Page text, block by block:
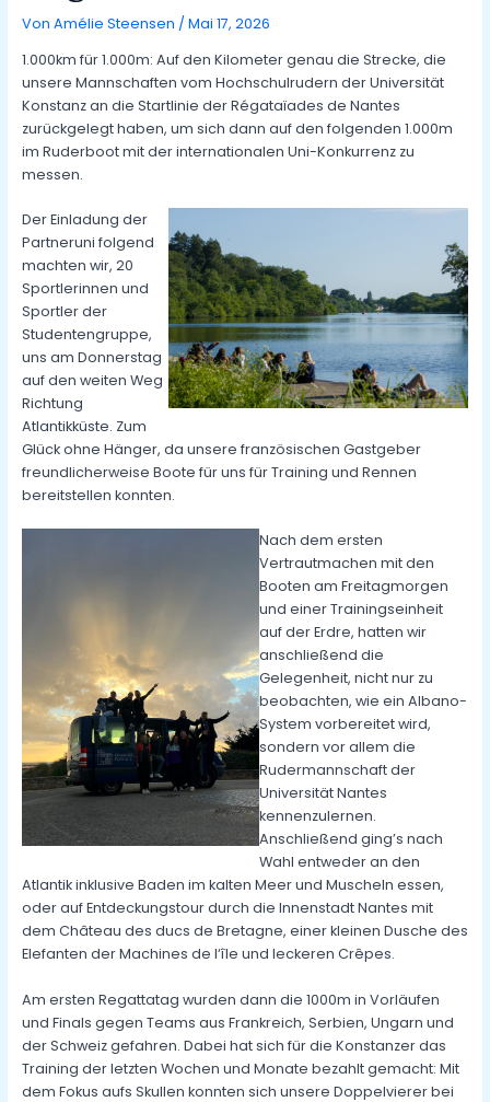
Von Amélie Steensen / Mai 17, 2026
1.000km für 1.000m: Auf den Kilometer genau die Strecke, die
unsere Mannschaften vom Hochschulrudern der Universität
Konstanz an die Startlinie der Régataïades de Nantes
zurückgelegt haben, um sich dann auf den folgenden 1.000m
im Ruderboot mit der internationalen Uni-Konkurrenz zu
messen.
Der Einladung der
Partneruni folgend
machten wir, 20
Sportlerinnen und
Sportler der
Studentengruppe,
uns am Donnerstag
auf den weiten Weg
Richtung
Atlantikküste. Zum
Glück ohne Hänger, da unsere französischen Gastgeber
freundlicherweise Boote für uns für Training und Rennen
bereitstellen konnten.
Nach dem ersten
Vertrautmachen mit den
Booten am Freitagmorgen
und einer Trainingseinheit
auf der Erdre, hatten wir
anschließend die
Gelegenheit, nicht nur zu
beobachten, wie ein Albano-
System vorbereitet wird,
sondern vor allem die
Rudermannschaft der
Universität Nantes
kennenzulernen.
Anschließend ging’s nach
Wahl entweder an den
Atlantik inklusive Baden im kalten Meer und Muscheln essen,
oder auf Entdeckungstour durch die Innenstadt Nantes mit
dem Château des ducs de Bretagne, einer kleinen Dusche des
Elefanten der Machines de l‘île und leckeren Crêpes.
Am ersten Regattatag wurden dann die 1000m in Vorläufen
und Finals gegen Teams aus Frankreich, Serbien, Ungarn und
der Schweiz gefahren. Dabei hat sich für die Konstanzer das
Training der letzten Wochen und Monate bezahlt gemacht: Mit
dem Fokus aufs Skullen konnten sich unsere Doppelvierer bei